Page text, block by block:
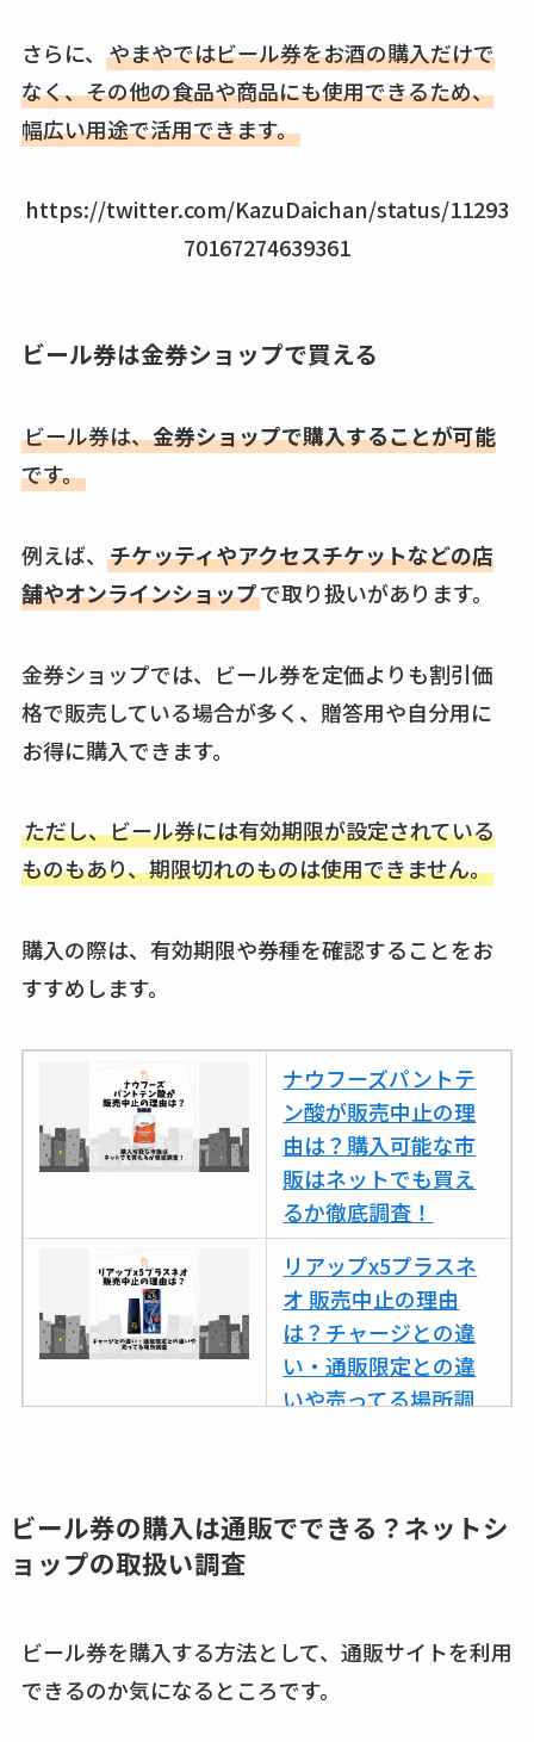
さらに、 やまやではビール券をお酒の購入だけで
なく、その他の食品や商品にも使用できるため、
幅広い用途で活用できます。
https://twitter.com/KazuDaichan/status/11293
70167274639361
ビール券は金券ショップで買える
ビール券は、金券ショップで購入することが可能
です。
例えば、 チケッティやアクセスチケットなどの店
舗やオンラインショップで取り扱いがあります。
金券ショップでは、ビール券を定価よりも割引価
格で販売している場合が多く、贈答用や自分用に
お得に購入できます。
ただし、ビール券には有効期限が設定されている
ものもあり、期限切れのものは使用できません。
購入の際は、有効期限や券種を確認することをお
すすめします。
ナウフーズパントテ
ン酸が販売中止の理
由は？購入可能な市
販はネットでも買え
るか徹底調査！
リアップx5プラスネ
オ 販売中止の理由
は？チャージとの違
い・通販限定との違
いや売ってる場所調
め替えはどこで売っ
アクアテクトゲルが
売ってる場所はど
ビール券の購入は通販でできる？ネットシ
ョップの取扱い調査
ビール券を購入する方法として、通販サイトを利用
できるのか気になるところです。